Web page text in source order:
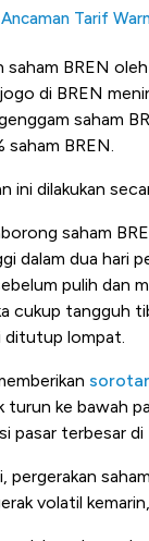
Tarif
BREN
di BREN
saham
BREN.
ini dilakukan
saham
dalam dua hari
pulih dan
cukup tangguh
ditutup lompat.
turun ke bawah
pasar terbesar
pergerakan
volatil